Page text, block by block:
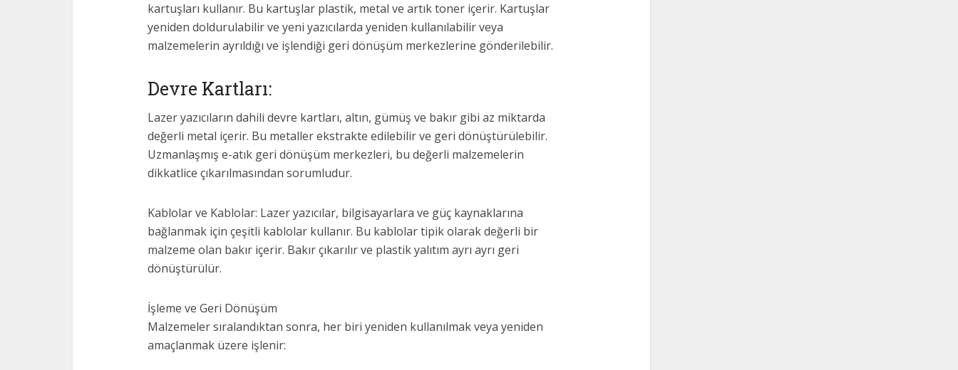
kartuşları kullanır. Bu kartuşlar plastik, metal ve artık toner içerir. Kartuşlar
yeniden doldurulabilir ve yeni yazıcılarda yeniden kullanılabilir veya
malzemelerin ayrıldığı ve işlendiği geri dönüşüm merkezlerine gönderilebilir.
Devre Kartları:
Lazer yazıcıların dahili devre kartları, altın, gümüş ve bakır gibi az miktarda
değerli metal içerir. Bu metaller ekstrakte edilebilir ve geri dönüştürülebilir.
Uzmanlaşmış e-atık geri dönüşüm merkezleri, bu değerli malzemelerin
dikkatlice çıkarılmasından sorumludur.
Kablolar ve Kablolar: Lazer yazıcılar, bilgisayarlara ve güç kaynaklarına
bağlanmak için çeşitli kablolar kullanır. Bu kablolar tipik olarak değerli bir
malzeme olan bakır içerir. Bakır çıkarılır ve plastik yalıtım ayrı ayrı geri
dönüştürülür.
İşleme ve Geri Dönüşüm
Malzemeler sıralandıktan sonra, her biri yeniden kullanılmak veya yeniden
amaçlanmak üzere işlenir: